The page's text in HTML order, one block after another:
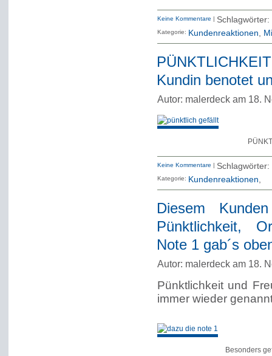
Keine Kommentare | Schlagwörter:
Kategorie: Kundenreaktionen
Kundin benotet
Autor: malerdeck am 18.
Keine Kommentare | Schlagwörter:
Kategorie: Kundenreaktionen
Diesem
Pünktlichkeit,
Note 1 gab´s
Autor: malerdeck am 18.
Pünktlichkeit und
immer wieder
Besonders